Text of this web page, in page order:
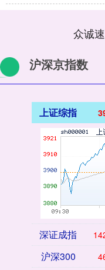
众诚
沪深京指数
上证综指
深证成指
沪深300